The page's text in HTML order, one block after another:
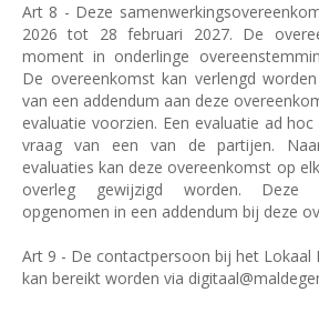
Art 8 - Deze
2026 tot 28 februari 2027. De
moment in onderlinge
De overeenkomst kan verlengd
van een addendum aan deze
evaluatie voorzien. Een evaluatie ad
vraag van een van de partijen.
evaluaties kan deze overeenkomst op
overleg gewijzigd worden. Deze
opgenomen in een addendum bij deze
Art 9 - De contactpersoon bij het Lokaal
kan bereikt worden via